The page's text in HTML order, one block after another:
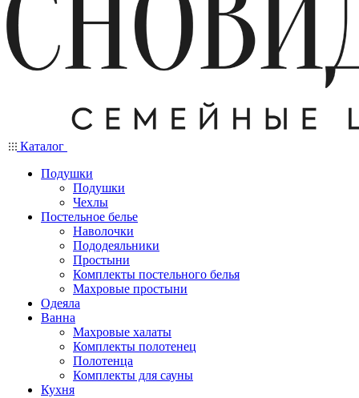
Каталог
Подушки
Подушки
Чехлы
Постельное белье
Наволочки
Пододеяльники
Простыни
Комплекты постельного белья
Махровые простыни
Одеяла
Ванна
Махровые халаты
Комплекты полотенец
Полотенца
Комплекты для сауны
Кухня